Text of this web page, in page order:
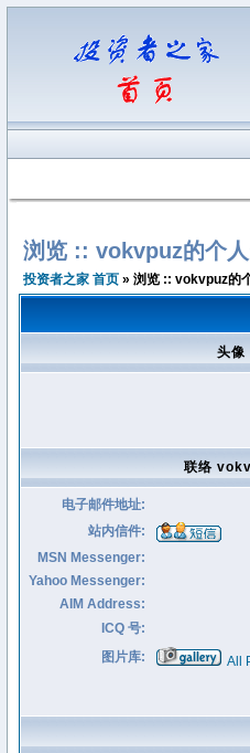
浏览 :: vokvpuz的个
投资者之家 首页 » 浏览 :: vokvpuz的
头像
联络
电子邮件地址:
站内信件:
MSN Messenger:
Yahoo Messenger:
AIM Address:
ICQ 号:
图片库:
All